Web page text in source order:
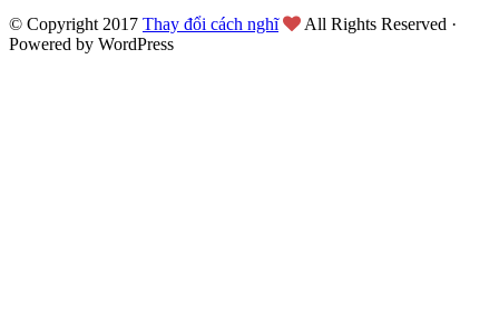
© Copyright 2017 Thay đổi cách nghĩ
All Rights Reserved ·
Powered by WordPress